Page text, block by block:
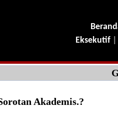
Eksekutif
Akademis.?